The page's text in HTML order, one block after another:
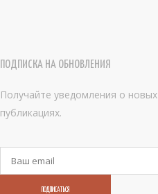
ПОДПИСКА НА ОБНОВЛЕНИЯ
Получайте уведомления о новых
публикациях.
ПОДПИСАТЬСЯ